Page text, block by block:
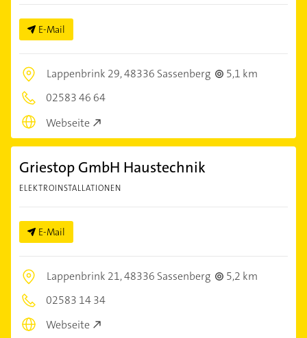
E-Mail
Lappenbrink 29,48336 Sassenberg
5,1 km
02583 46 64
Webseite
Griestop GmbH Haustechnik
ELEKTROINSTALLATIONEN
E-Mail
Lappenbrink 21,48336 Sassenberg
5,2 km
02583 14 34
Webseite